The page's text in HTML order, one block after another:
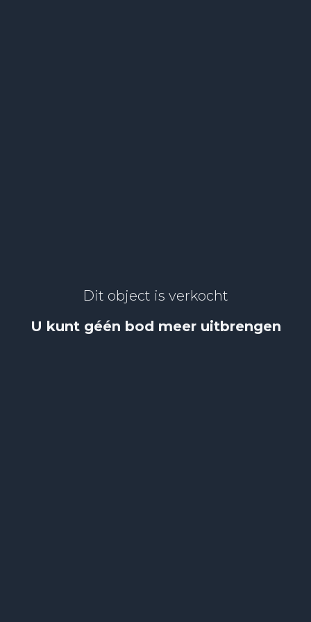
Dit object is verkocht
U kunt géén bod meer uitbrengen